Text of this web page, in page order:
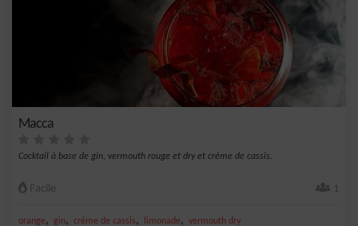
Macca
Cocktail à base de gin, vermouth rouge et dry et crème de cassis.
Facile 1
orange, gin, crème de cassis, limonade, vermouth dry